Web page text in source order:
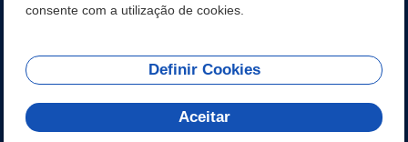
APLICATIVO
REDES SOCIAIS
consente com a utilização de cookies.
Definir Cookies
Aceitar